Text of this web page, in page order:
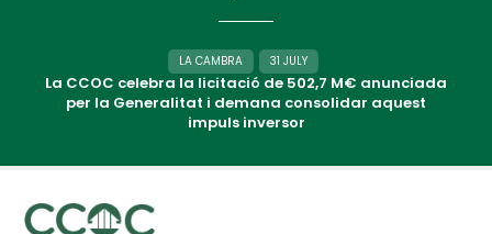
LA CAMBRA 31 JULY
La CCOC celebra la licitació de 502,7 M€ anunciada
per la Generalitat i demana consolidar aquest
impuls inversor